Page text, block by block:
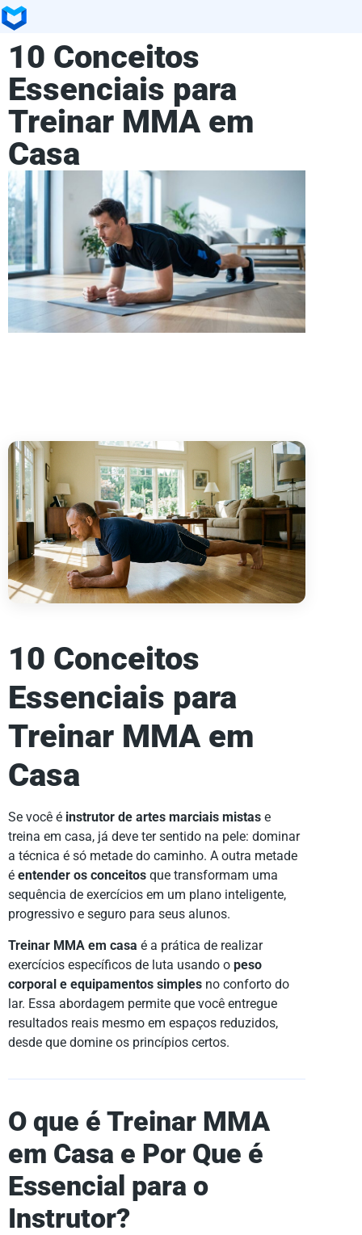
10 Conceitos
Essenciais para
Treinar MMA em
Casa
10 Conceitos
Essenciais para
Treinar MMA em
Casa
Se você é instrutor de artes marciais mistas e
treina em casa, já deve ter sentido na pele: dominar
a técnica é só metade do caminho. A outra metade
é entender os conceitos que transformam uma
sequência de exercícios em um plano inteligente,
progressivo e seguro para seus alunos.
Treinar MMA em casa é a prática de realizar
exercícios específicos de luta usando o peso
corporal e equipamentos simples no conforto do
lar. Essa abordagem permite que você entregue
resultados reais mesmo em espaços reduzidos,
desde que domine os princípios certos.
O que é Treinar MMA
em Casa e Por Que é
Essencial para o
Instrutor?